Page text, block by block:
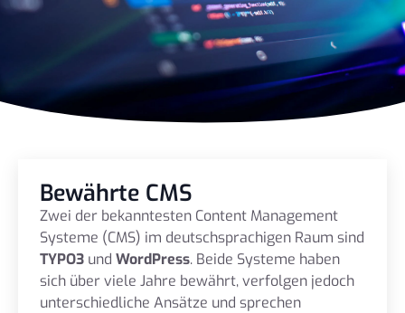
Bewährte CMS
Zwei der bekanntesten Content Management
Systeme (CMS) im deutschsprachigen Raum sind
TYPO3 und WordPress. Beide Systeme haben
sich über viele Jahre bewährt, verfolgen jedoch
unterschiedliche Ansätze und sprechen